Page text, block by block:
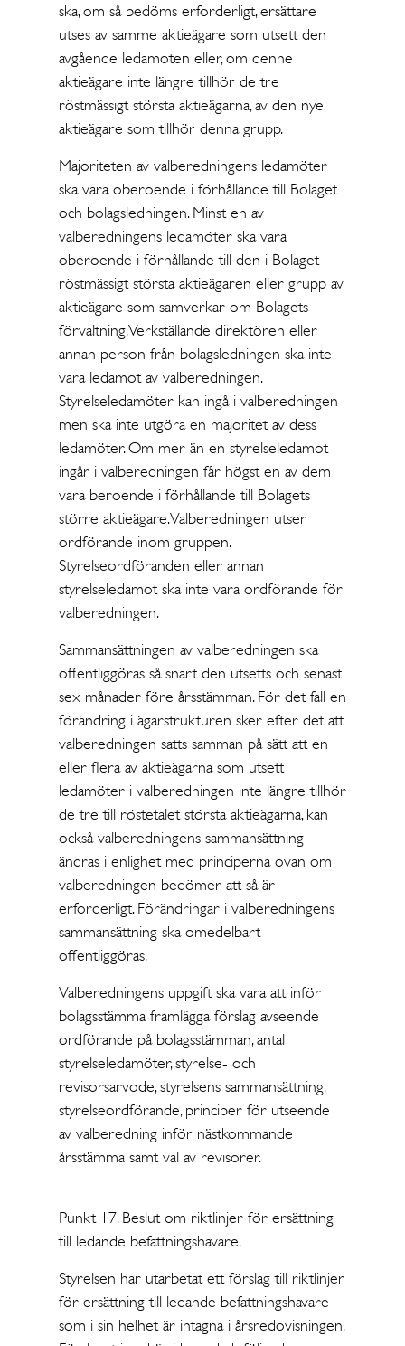
ska, om så bedöms erforderligt, ersättare
utses av samme aktieägare som utsett den
avgående ledamoten eller, om denne
aktieägare inte längre tillhör de tre
röstmässigt största aktieägarna, av den nye
aktieägare som tillhör denna grupp.
Majoriteten av valberedningens ledamöter
ska vara oberoende i förhållande till Bolaget
och bolagsledningen. Minst en av
valberedningens ledamöter ska vara
oberoende i förhållande till den i Bolaget
röstmässigt största aktieägaren eller grupp av
aktieägare som samverkar om Bolagets
förvaltning. Verkställande direktören eller
annan person från bolagsledningen ska inte
vara ledamot av valberedningen.
Styrelseledamöter kan ingå i valberedningen
men ska inte utgöra en majoritet av dess
ledamöter. Om mer än en styrelseledamot
ingår i valberedningen får högst en av dem
vara beroende i förhållande till Bolagets
större aktieägare. Valberedningen utser
ordförande inom gruppen.
Styrelseordföranden eller annan
styrelseledamot ska inte vara ordförande för
valberedningen.
Sammansättningen av valberedningen ska
offentliggöras så snart den utsetts och senast
sex månader före årsstämman. För det fall en
förändring i ägarstrukturen sker efter det att
valberedningen satts samman på sätt att en
eller flera av aktieägarna som utsett
ledamöter i valberedningen inte längre tillhör
de tre till röstetalet största aktieägarna, kan
också valberedningens sammansättning
ändras i enlighet med principerna ovan om
valberedningen bedömer att så är
erforderligt. Förändringar i valberedningens
sammansättning ska omedelbart
offentliggöras.
Valberedningens uppgift ska vara att inför
bolagsstämma framlägga förslag avseende
ordförande på bolagsstämman, antal
styrelseledamöter, styrelse- och
revisorsarvode, styrelsens sammansättning,
styrelseordförande, principer för utseende
av valberedning inför nästkommande
årsstämma samt val av revisorer.
Punkt 17. Beslut om riktlinjer för ersättning
till ledande befattningshavare.
Styrelsen har utarbetat ett förslag till riktlinjer
för ersättning till ledande befattningshavare
som i sin helhet är intagna i årsredovisningen.